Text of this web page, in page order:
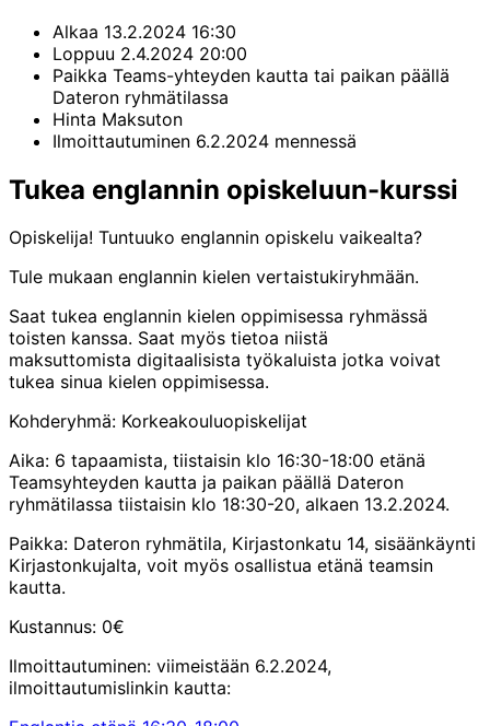
Alkaa 13.2.2024 16:30
Loppuu 2.4.2024 20:00
Paikka Teams-yhteyden kautta tai paikan päällä
Dateron ryhmätilassa
Hinta Maksuton
Ilmoittautuminen 6.2.2024 mennessä
Tukea englannin opiskeluun-kurssi
Opiskelija! Tuntuuko englannin opiskelu vaikealta?
Tule mukaan englannin kielen vertaistukiryhmään.
Saat tukea englannin kielen oppimisessa ryhmässä
toisten kanssa. Saat myös tietoa niistä
maksuttomista digitaalisista työkaluista jotka voivat
tukea sinua kielen oppimisessa.
Kohderyhmä: Korkeakouluopiskelijat
Aika: 6 tapaamista, tiistaisin klo 16:30-18:00 etänä
Teamsyhteyden kautta ja paikan päällä Dateron
ryhmätilassa tiistaisin klo 18:30-20, alkaen 13.2.2024.
Paikka: Dateron ryhmätila, Kirjastonkatu 14, sisäänkäynti
Kirjastonkujalta, voit myös osallistua etänä teamsin
kautta.
Kustannus: 0€
Ilmoittautuminen: viimeistään 6.2.2024,
ilmoittautumislinkin kautta: